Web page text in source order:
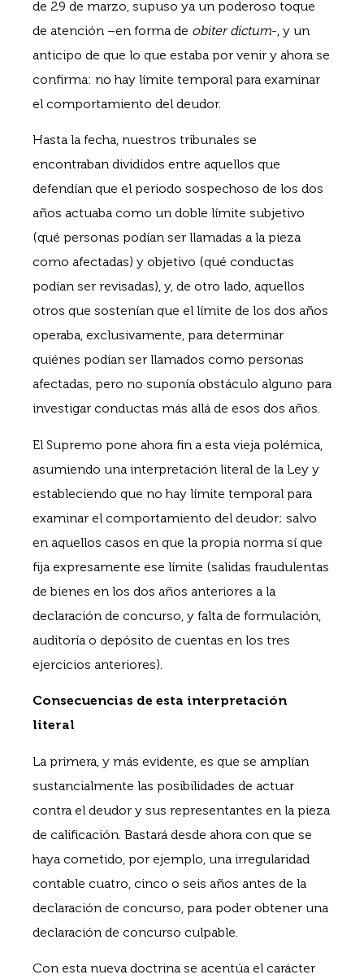
de 29 de marzo, supuso ya un poderoso toque
de atención –en forma de obiter dictum-, y un
anticipo de que lo que estaba por venir y ahora se
confirma: no hay límite temporal para examinar
el comportamiento del deudor.
Hasta la fecha, nuestros tribunales se
encontraban divididos entre aquellos que
defendían que el periodo sospechoso de los dos
años actuaba como un doble límite subjetivo
(qué personas podían ser llamadas a la pieza
como afectadas) y objetivo (qué conductas
podían ser revisadas), y, de otro lado, aquellos
otros que sostenían que el límite de los dos años
operaba, exclusivamente, para determinar
quiénes podían ser llamados como personas
afectadas, pero no suponía obstáculo alguno para
investigar conductas más allá de esos dos años.
El Supremo pone ahora fin a esta vieja polémica,
asumiendo una interpretación literal de la Ley y
estableciendo que no hay límite temporal para
examinar el comportamiento del deudor; salvo
en aquellos casos en que la propia norma sí que
fija expresamente ese límite (salidas fraudulentas
de bienes en los dos años anteriores a la
declaración de concurso, y falta de formulación,
auditoría o depósito de cuentas en los tres
ejercicios anteriores).
Consecuencias de esta interpretación
literal
La primera, y más evidente, es que se amplían
sustancialmente las posibilidades de actuar
contra el deudor y sus representantes en la pieza
de calificación. Bastará desde ahora con que se
haya cometido, por ejemplo, una irregularidad
contable cuatro, cinco o seis años antes de la
declaración de concurso, para poder obtener una
declaración de concurso culpable.
Con esta nueva doctrina se acentúa el carácter